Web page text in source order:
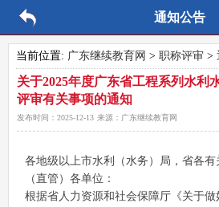
通知公告
当前位置: 广东继续教育网 > 职称评审>
关于2025年度广东省工程系列水利
评审有关事项的通知
发布时间： 2025-12-13 来源： 广东继续教育网
各地级以上市水利（水务）局，省各
（直管）各单位：
根据省人力资源和社会保障厅《关于做